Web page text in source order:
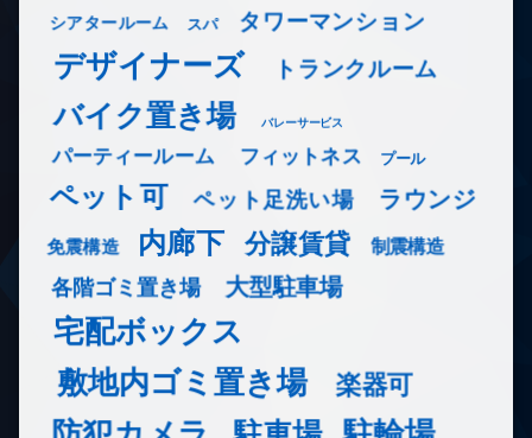
シアタールーム スパ タワーマンション
デザイナーズ トランクルーム
バイク置き場 バレーサービス
パーティールーム フィットネス プール
ペット可 ペット足洗い場 ラウンジ
免震構造 内廊下 分譲賃貸 制震構造
各階ゴミ置き場 大型駐車場
宅配ボックス
敷地内ゴミ置き場
楽器可